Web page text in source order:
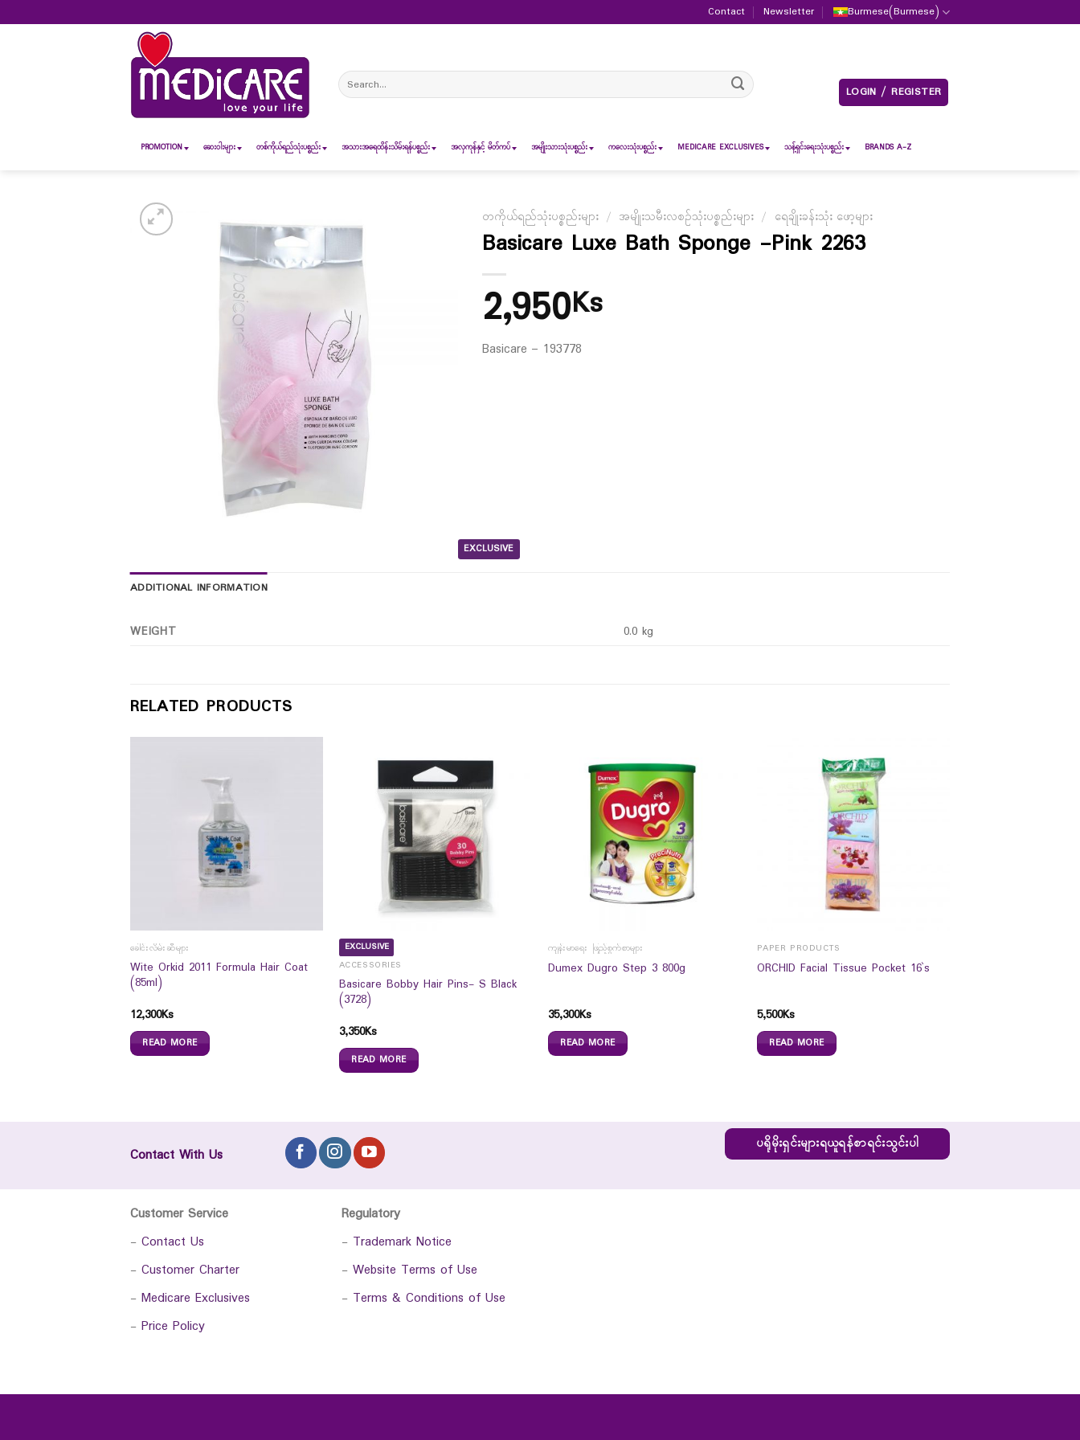
to
Contact Newsletter Burmese(Burmese)
Search
for:
LOGIN / REGISTER
PROMOTION ဆေး၀ါးများ တစ်ကိုယ်ရည်သုံးပစ္စည်း အသားအရေထိန်းသိမ်းရန်ပစ္စည်း အလှကုန်နှင့် မိတ်ကပ် အမျိုးသားသုံးပစ္စည်း ကလေးသုံးပစ္စည်း MEDICARE EXCLUSIVES သန့်ရှင်းရေးသုံးပစ္စည်း BRANDS A-Z
EXCLUSIVE
တကိုယ်ရည်သုံးပစ္စည်းများ / အမျိုးသမီးလစဉ်သုံးပစ္စည်းများ / ရေချိုးခန်းသုံး ဖော့များ
Basicare Luxe Bath Sponge -Pink 2263
2,950Ks
Basicare – 193778
ADDITIONAL INFORMATION
WEIGHT 0.0 kg
RELATED PRODUCTS
ခေါင်းလိမ်းဆီများ
Wite Orkid 2011 Formula Hair Coat
(85ml)
12,300Ks
READ MORE
EXCLUSIVE
ACCESSORIES
Basicare Bobby Hair Pins- S Black
(3728)
3,350Ks
READ MORE
ကျန်းမာရေး ဖြည့်စွက်စာများ
Dumex Dugro Step 3 800g
35,300Ks
READ MORE
PAPER PRODUCTS
ORCHID Facial Tissue Pocket 16`s
5,500Ks
READ MORE
Contact With Us
ပရိုမိုးရှင်းများရယူရန်စာရင်းသွင်းပါ
Customer Service
- Contact Us
- Customer Charter
- Medicare Exclusives
- Price Policy
Regulatory
- Trademark Notice
- Website Terms of Use
- Terms & Conditions of Use